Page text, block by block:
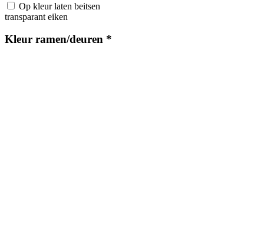
Op kleur laten beitsen
transparant eiken
Kleur ramen/deuren *